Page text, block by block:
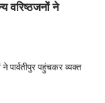
वरिष्ठजनों ने
पार्वतीपुर पहुंचकर व्यक्त